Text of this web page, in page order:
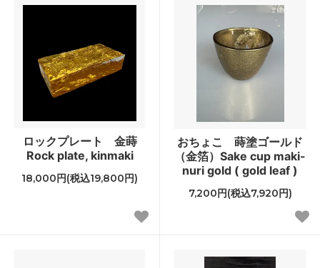
ロックプレート 金蒔
Rock plate, kinmaki
18,000円(税込19,800円)
おちょこ 蒔塗ゴールド
（金箔）Sake cup maki-
nuri gold ( gold leaf )
7,200円(税込7,920円)